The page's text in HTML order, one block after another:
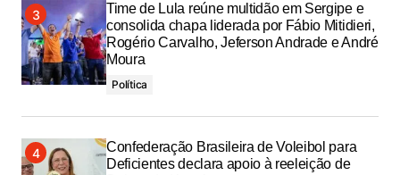
Time de Lula reúne multidão em Sergipe e
consolida chapa liderada por Fábio Mitidieri,
Rogério Carvalho, Jeferson Andrade e André
Moura
Política
Confederação Brasileira de Voleibol para
Deficientes declara apoio à reeleição de